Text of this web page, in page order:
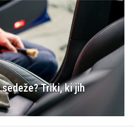
Triki, ki jih